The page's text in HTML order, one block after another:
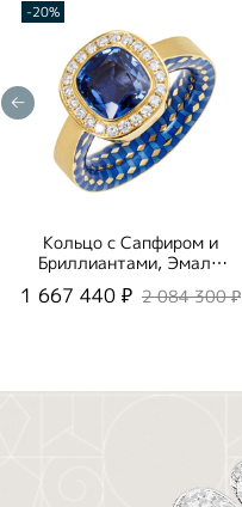
-20%
Кольцо с Сапфиром и
Бриллиантами, Эмаль,
R0176-50/5
1 667 440 ₽ 2 084 300 ₽